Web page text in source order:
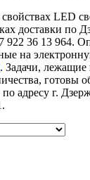
LED
доставки по
922 36 13 964.
на
. Задачи, лежащие
готовы
адресу г.